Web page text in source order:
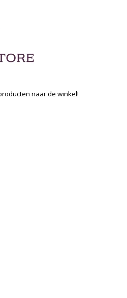
naar de winkel!